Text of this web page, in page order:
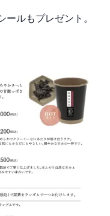
ルもプレゼント。